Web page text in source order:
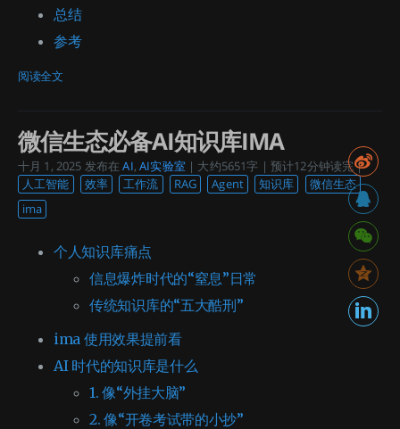
总结
参考
阅读全文
微信生态必备AI知识库IMA
十月 1, 2025 发布在 AI,AI实验室 | 大约5651字 | 预计12分钟读完 |
人工智能
效率 工作流 RAG Agent 知识库
微信生态
ima
个人知识库痛点
信息爆炸时代的“窒息”日常
传统知识库的“五大酷刑”
ima 使用效果提前看
AI 时代的知识库是什么
1. 像“外挂大脑”
2. 像“开卷考试带的小抄”